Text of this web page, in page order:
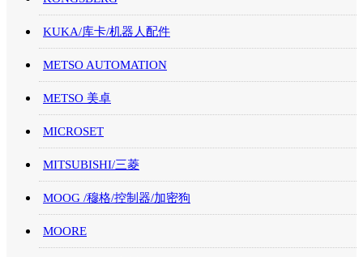
KUKA/库卡/机器人配件
METSO AUTOMATION
METSO 美卓
MICROSET
MITSUBISHI/三菱
MOOG /穆格/控制器/加密狗
MOORE